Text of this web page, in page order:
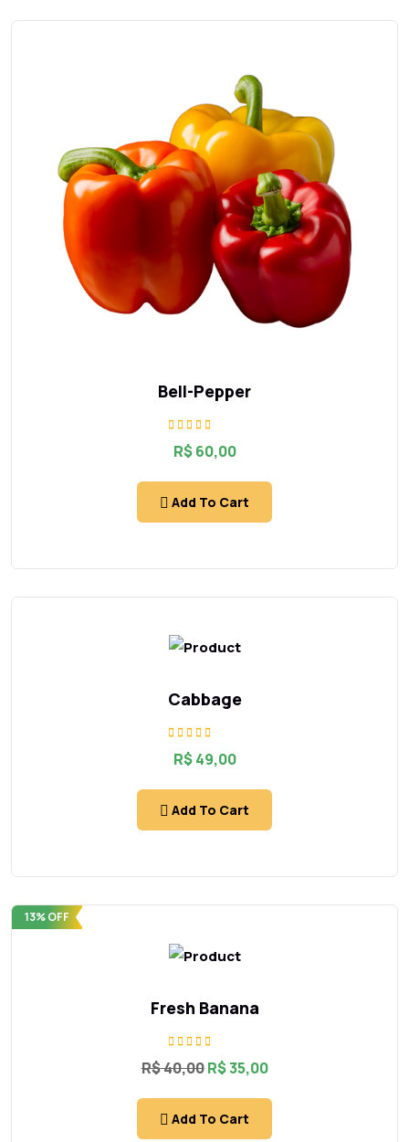
Bell-Pepper
5.00
R$60,00
Add To Cart
Cabbage
5.00
R$49,00
Add To Cart
13% OFF
Fresh Banana
5.00
R$40,00 R$35,00
Add To Cart